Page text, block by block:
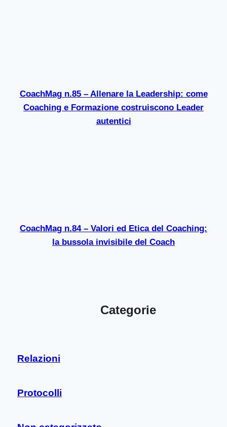
CoachMag n.85 – Allenare la Leadership: come
Coaching e Formazione costruiscono Leader
autentici
CoachMag n.84 – Valori ed Etica del Coaching:
la bussola invisibile del Coach
Categorie
Relazioni
Protocolli